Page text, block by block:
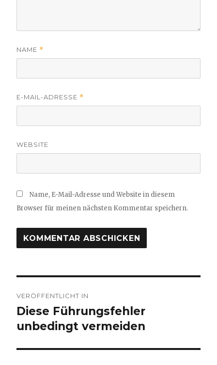
NAME *
E-MAIL-ADRESSE *
WEBSITE
Name, E-Mail-Adresse und Website in diesem
Browser für meinen nächsten Kommentar speichern.
VERÖFFENTLICHT IN
Diese Führungsfehler
unbedingt vermeiden